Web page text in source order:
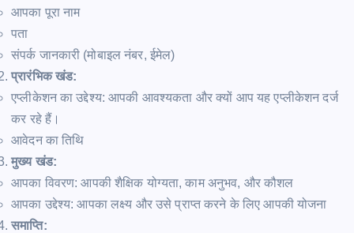
आपका पूरा नाम
पता
संपर्क जानकारी (मोबाइल नंबर, ईमेल)
प्रारंभिक खंड:
एप्लीकेशन का उद्देश्य: आपकी आवश्यकता और क्यों आप यह एप्लीकेशन दर्ज
कर रहे हैं।
आवेदन का तिथि
मुख्य खंड:
आपका विवरण: आपकी शैक्षिक योग्यता, काम अनुभव, और कौशल
आपका उद्देश्य: आपका लक्ष्य और उसे प्राप्त करने के लिए आपकी योजना
समाप्ति: